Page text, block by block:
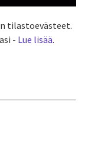
tilastoevästeet.
- Lue lisää.